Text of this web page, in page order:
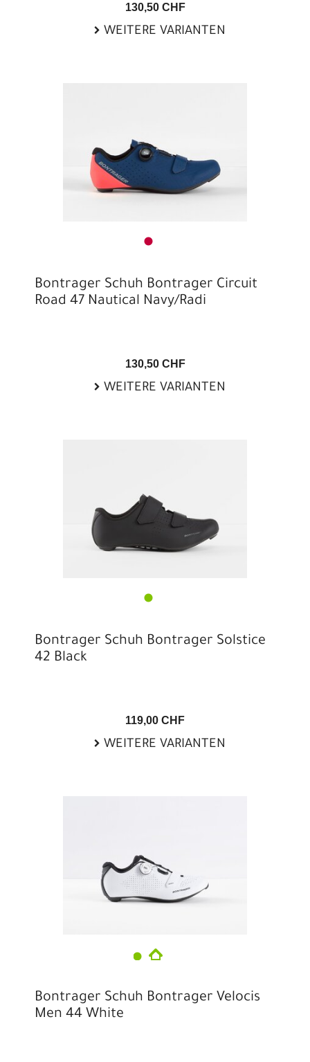
130,50 CHF
WEITERE VARIANTEN
Bontrager Schuh Bontrager Circuit
Road 47 Nautical Navy/Radi
130,50 CHF
WEITERE VARIANTEN
Bontrager Schuh Bontrager Solstice
42 Black
119,00 CHF
WEITERE VARIANTEN
Bontrager Schuh Bontrager Velocis
Men 44 White